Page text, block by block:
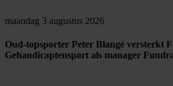
maandag 3 augustus 2026
Oud-topsporter Peter Blangé versterkt
Gehandicaptensport als manager